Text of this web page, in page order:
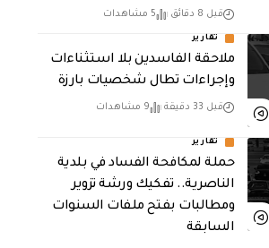
قبل 8 دقائق 5 مشاهدات
تقارير
ملاحقة الفاسدين بلا استثناءات
وإجراءات تطال شخصيات بارزة
قبل 33 دقيقة 9 مشاهدات
تقارير
حملة لمكافحة الفساد في بلدية
الناصرية.. تفكيك ورشة تزوير
ومطالبات بفتح ملفات السنوات
السابقة